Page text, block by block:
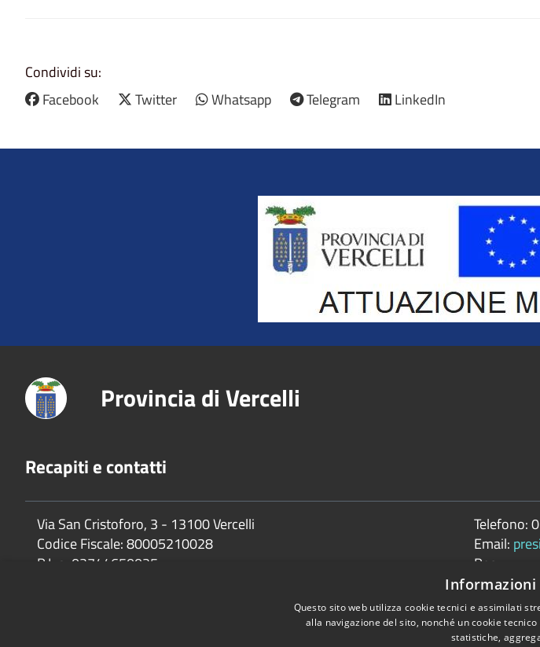
Condividi su:
Facebook
Twitter Whatsapp Telegram LinkedIn
Title
Provincia di Vercelli
Recapiti e contatti
Via San Cristoforo, 3 - 13100 Vercelli
Codice Fiscale:80005210028
P.Iva: 02744650025
Telefono:
Email:
Pec:
Informazioni
Questo sito web utilizza cookie tecnici e assimilati
alla navigazione del sito, nonché un cookie
statistiche,